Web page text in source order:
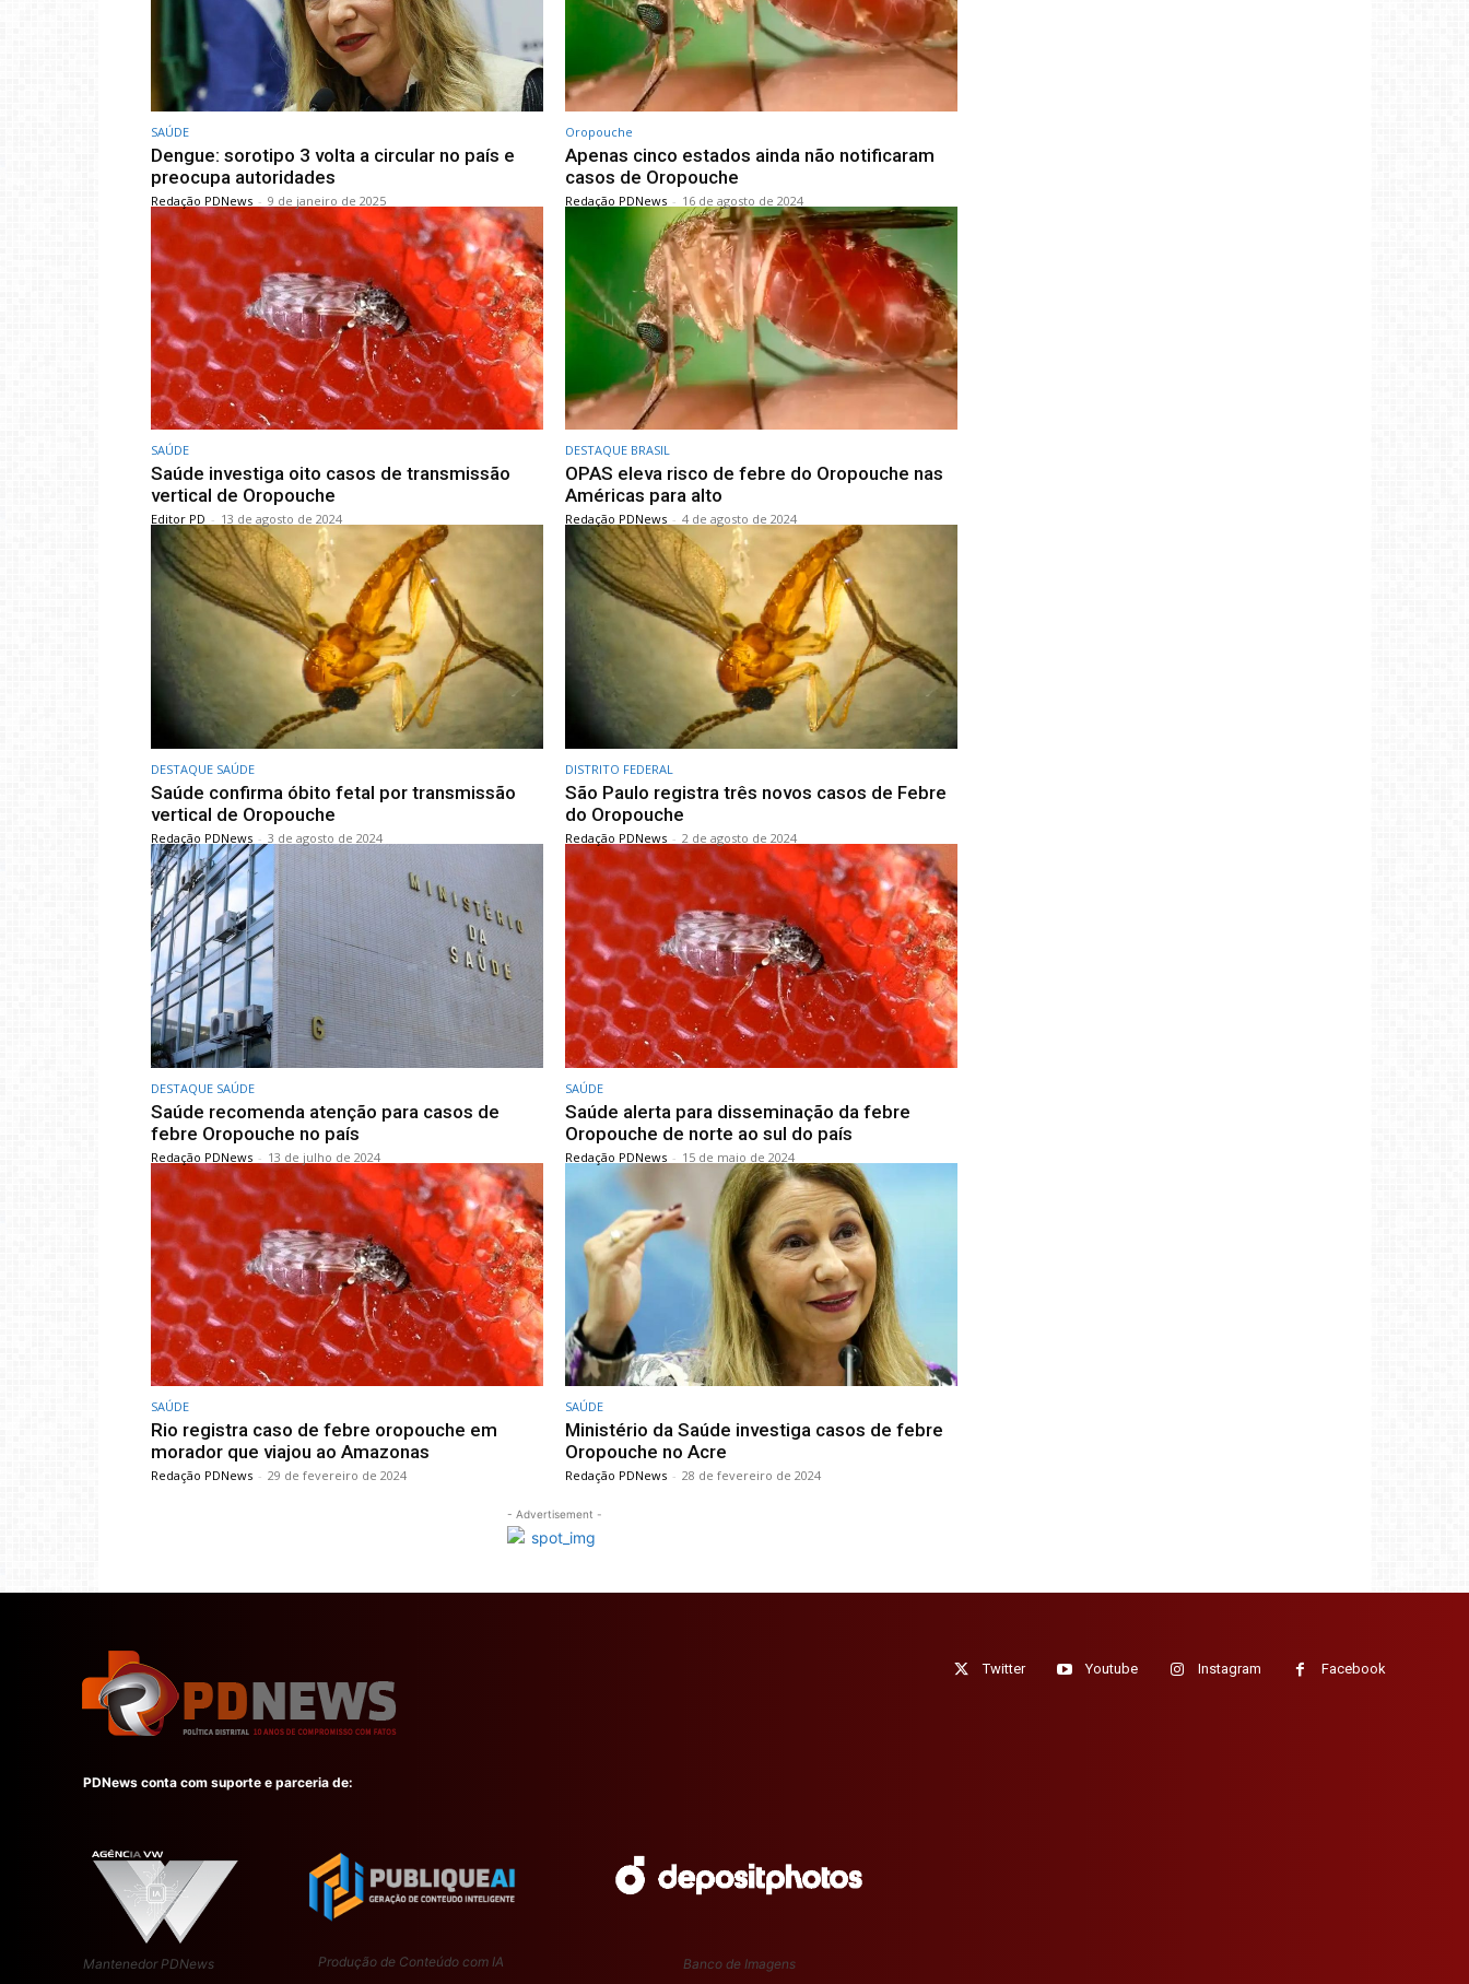
SAÚDE
Dengue: sorotipo 3 volta a circular no país e
preocupa autoridades
Redação PDNews - 9 de janeiro de 2025
Oropouche
Apenas cinco estados ainda não notificaram
casos de Oropouche
Redação PDNews - 16 de agosto de 2024
SAÚDE
Saúde investiga oito casos de transmissão
vertical de Oropouche
Editor PD - 13 de agosto de 2024
DESTAQUE BRASIL
OPAS eleva risco de febre do Oropouche nas
Américas para alto
Redação PDNews - 4 de agosto de 2024
DESTAQUE SAÚDE
Saúde confirma óbito fetal por transmissão
vertical de Oropouche
Redação PDNews - 3 de agosto de 2024
DISTRITO FEDERAL
São Paulo registra três novos casos de Febre
do Oropouche
Redação PDNews - 2 de agosto de 2024
DESTAQUE SAÚDE
Saúde recomenda atenção para casos de
febre Oropouche no país
Redação PDNews - 13 de julho de 2024
SAÚDE
Saúde alerta para disseminação da febre
Oropouche de norte ao sul do país
Redação PDNews - 15 de maio de 2024
SAÚDE
Rio registra caso de febre oropouche em
morador que viajou ao Amazonas
Redação PDNews - 29 de fevereiro de 2024
SAÚDE
Ministério da Saúde investiga casos de febre
Oropouche no Acre
Redação PDNews - 28 de fevereiro de 2024
- Advertisement -
Twitter Youtube Instagram Facebook
PDNews conta com suporte e parceria de:
Mantenedor PDNews Produção de Conteúdo com IA Banco de Imagens